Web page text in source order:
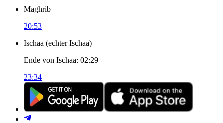
Maghrib
20:53
Ischaa (echter Ischaa)
Ende von Ischaa: 02:29
23:34